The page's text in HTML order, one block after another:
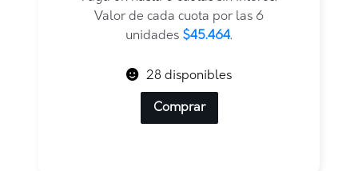
Valor de cada cuota por las 6
unidades $45.464.
28 disponibles
Comprar